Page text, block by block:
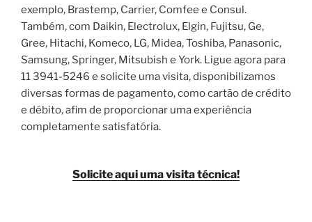
exemplo, Brastemp, Carrier, Comfee e Consul.
Também, com Daikin, Electrolux, Elgin, Fujitsu, Ge,
Gree, Hitachi, Komeco, LG, Midea, Toshiba, Panasonic,
Samsung, Springer, Mitsubish e York. Ligue agora para
11 3941-5246 e solicite uma visita, disponibilizamos
diversas formas de pagamento, como cartão de crédito
e débito, afim de proporcionar uma experiência
completamente satisfatória.
Solicite aqui uma visita técnica!